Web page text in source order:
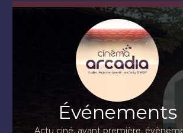
Événements
Actu ciné, avant première,